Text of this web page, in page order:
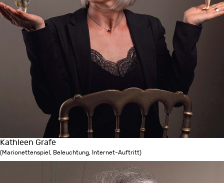
Kathleen Grafe
(Marionettenspiel, Beleuchtung, Internet-Auftritt)